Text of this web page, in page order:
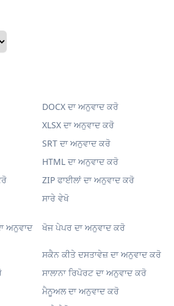
ਅਨੁਵਾਦ
ਖੋਜ ਪੇਪਰ ਦਾ ਅਨੁਵਾਦ ਕਰੋ
ਸਕੈਨ ਕੀਤੇ ਦਸਤਾਵੇਜ਼ ਦਾ ਅਨੁਵਾਦ ਕਰੋ
ਸਾਲਾਨਾ ਰਿਪੋਰਟ ਦਾ ਅਨੁਵਾਦ ਕਰੋ
ਮੈਨੂਅਲ ਦਾ ਅਨੁਵਾਦ ਕਰੋ
DOCX ਦਾ ਅਨੁਵਾਦ ਕਰੋ
XLSX ਦਾ ਅਨੁਵਾਦ ਕਰੋ
SRT ਦਾ ਅਨੁਵਾਦ ਕਰੋ
HTML ਦਾ ਅਨੁਵਾਦ ਕਰੋ
ZIP ਫਾਈਲਾਂ ਦਾ ਅਨੁਵਾਦ ਕਰੋ
ਸਾਰੇ ਵੇਖੋ